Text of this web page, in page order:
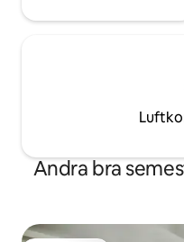
Andra bra